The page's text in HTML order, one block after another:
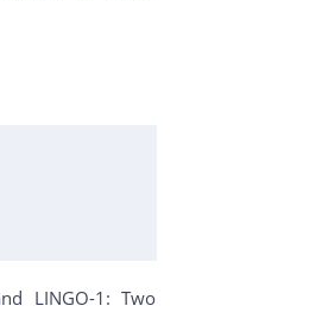
LINGO-1: Two